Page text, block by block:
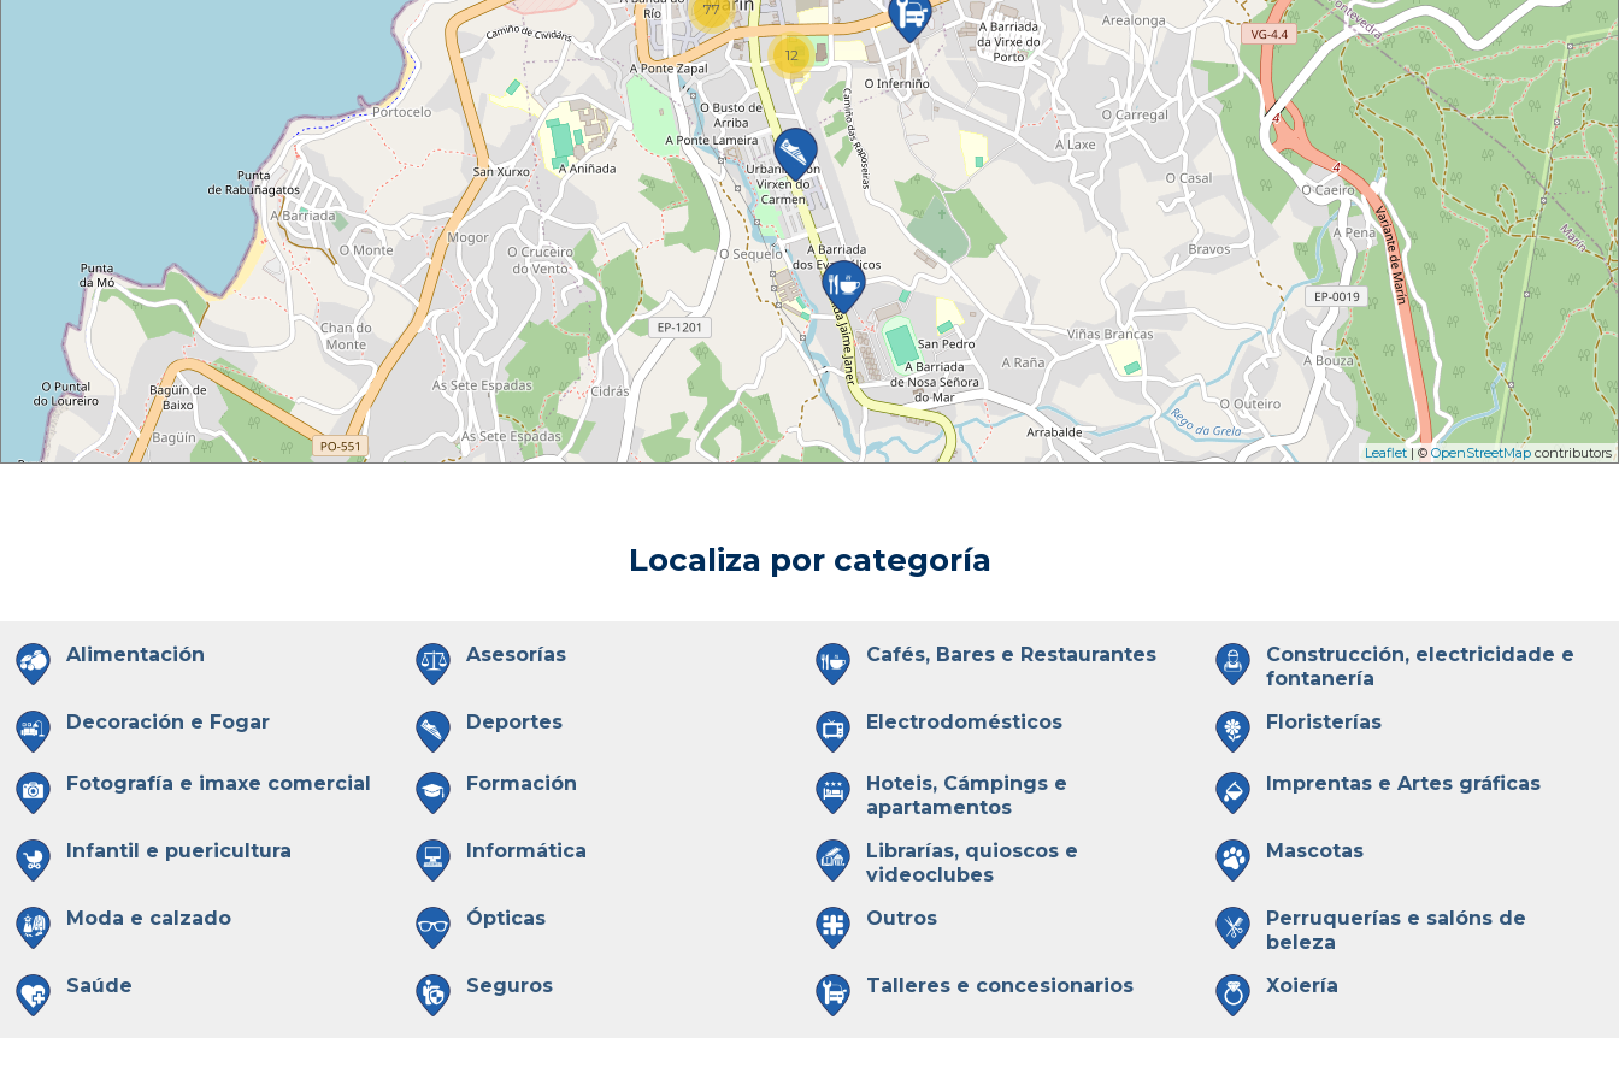
12
77
Leaflet| © OpenStreetMap contributors
Localiza por categoría
Alimentación Asesorías Cafés, Bares e Restaurantes
Construcción, electricidade e
fontanería
Decoración e Fogar
Deportes Electrodomésticos Floristerías
Fotografía e imaxe comercial Formación
Hoteis, Cámpings e
apartamentos
Imprentas e Artes gráficas
Infantil e puericultura Informática
Librarías, quioscos e
videoclubes
Mascotas
Moda e calzado Ópticas Outros
Perruquerías e salóns de
beleza
Saúde
Seguros Talleres e concesionarios Xoiería